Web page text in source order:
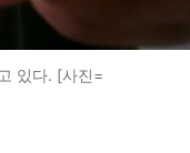
있다. [사진=